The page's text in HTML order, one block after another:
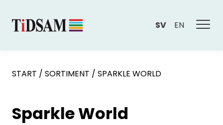
SV EN
START / SORTIMENT / SPARKLE WORLD
Sparkle World